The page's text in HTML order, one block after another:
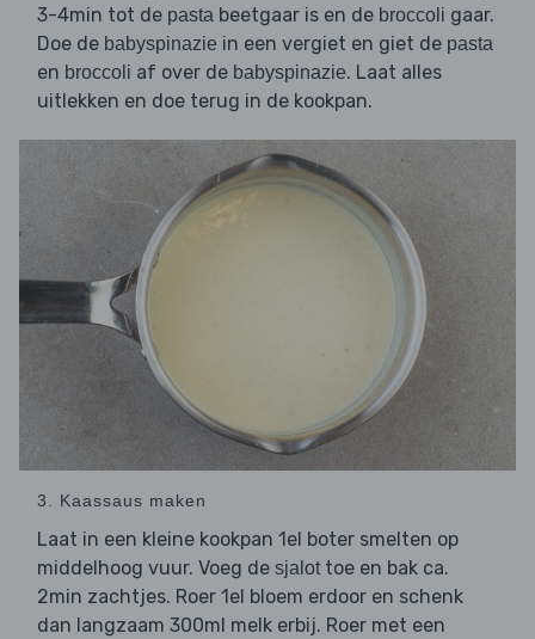
3-4min tot de pasta beetgaar is en de broccoli gaar.
Doe de babyspinazie in een vergiet en giet de pasta
en broccoli af over de babyspinazie. Laat alles
uitlekken en doe terug in de kookpan.
3. Kaassaus maken
Laat in een kleine kookpan 1el boter smelten op
middelhoog vuur. Voeg de sjalottoe en bak ca.
2min zachtjes. Roer 1el bloem erdoor en schenk
dan langzaam 300ml melk erbij. Roer met een